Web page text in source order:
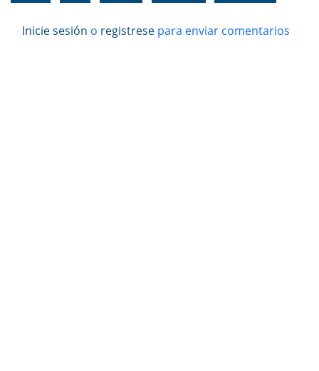
Inicie sesión o registrese para enviar comentarios